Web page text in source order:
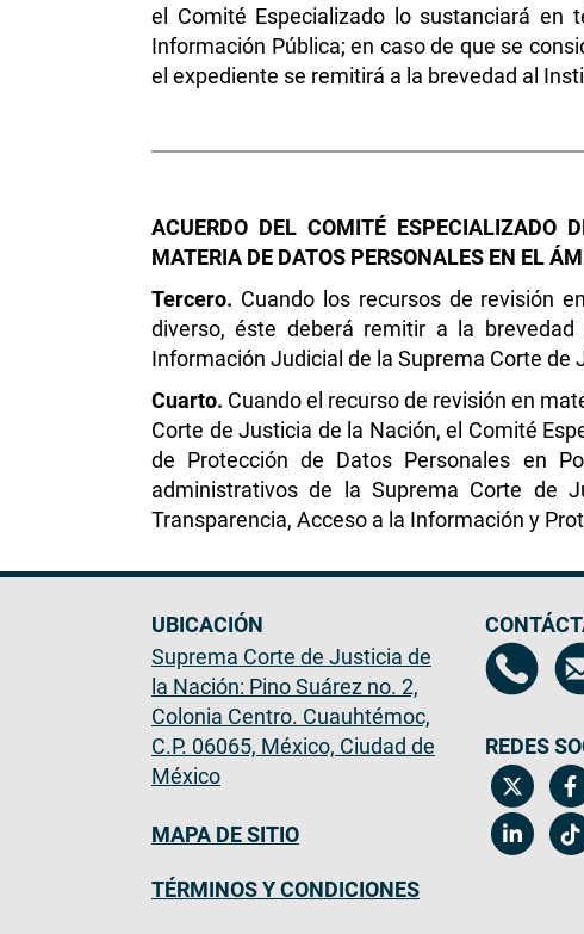
el Comité Especializado lo sustanciará en
Información Pública; en caso de que se
el expediente se remitirá a la brevedad al
ACUERDO DEL COMITÉ ESPECIALIZADO
MATERIA DE DATOS PERSONALES EN EL
Tercero. Cuando los recursos de revisión
diverso, éste deberá remitir a la
Información Judicial de la Suprema Corte
Cuarto. Cuando el recurso de revisión en
Corte de Justicia de la Nación, el Comité
de Protección de Datos Personales en
administrativos de la Suprema Corte de
Transparencia, Acceso a la Información y
UBICACIÓN
Suprema Corte de Justicia de
la Nación: Pino Suárez no. 2,
Colonia Centro. Cuauhtémoc,
C.P. 06065, México, Ciudad de
México
MAPA DE SITIO
TÉRMINOS Y CONDICIONES
REDES